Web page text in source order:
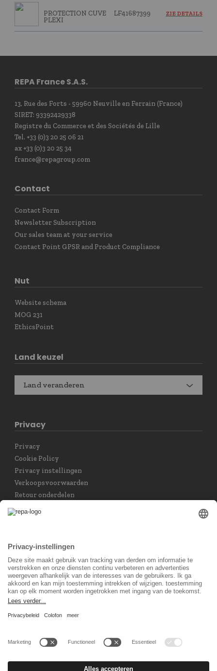
PROTECTION CUVE
PLEXI
LF41687399 ZIE DETAILS
REPA France S.A.S.
13, Rue des Forts - 59960 Neuville en Ferrain (France)
SIRET: 93392429338
Registre du Commerce et des Sociétés de Lille
Tel. +33 (0)3 20 25 06 21
ax +33 (0)3 20 25 34
france@repagroup.com
Contact
Contact Form
Newsletter Subscription
Our sales team at your service
Contact Point GPSR and Product Compliance
Nut
Website schema
MOG 231
EthicsPoint
Land keuzel
Land veranderen
Privacy
Privacy
Cookie Policy
Privacy instellingen
Verkoopsvoorwaarden
Retour onderdelen
Nederlands
Sociaal Netwerk
© 2026 REPA Holding GmbH. All rights reserved